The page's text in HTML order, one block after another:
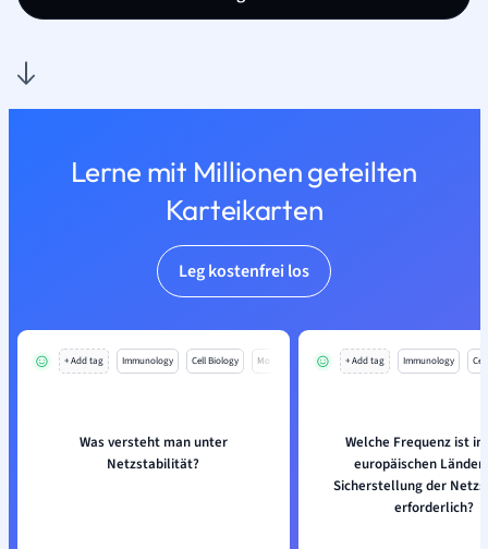
Lerne mit Millionen geteilten
Karteikarten
Leg kostenfrei los
+ Add tag Immunology Cell Biology Mo
Was versteht man unter
Netzstabilität?
+ Add tag Immunology
Welche Frequenz ist in
europäischen
Sicherstellung der
erforderlich?